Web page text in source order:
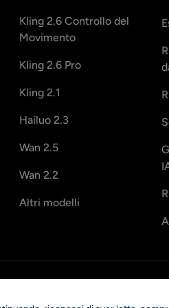
Kling 2.6 Controllo del
Movimento
Kling 2.6 Pro
Kling 2.1
Hailuo 2.3
Wan 2.5
Wan 2.2
Altri modelli